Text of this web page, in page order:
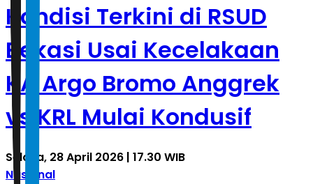
Kondisi Terkini di RSUD
Bekasi Usai Kecelakaan
KA Argo Bromo Anggrek
vs KRL Mulai Kondusif
Selasa, 28 April 2026 | 17.30 WIB
Nasional